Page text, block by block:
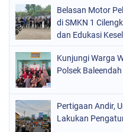
Belasan Motor
di SMKN 1
dan Edukasi
Kunjungi Warga
Polsek
Pertigaan Andir,
Lakukan